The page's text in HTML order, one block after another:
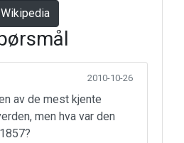
Wikipedia
2010-10-26
av de mest kjente
men hva var den